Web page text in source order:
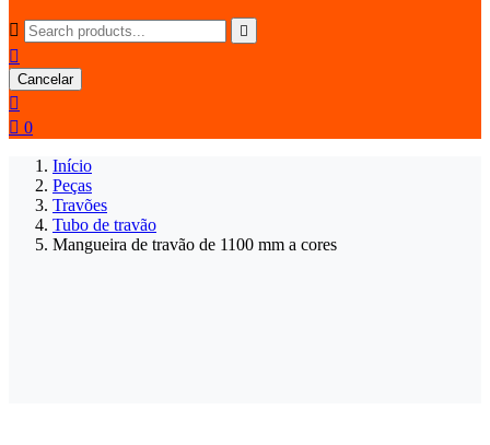
 

Cancelar

 0
Início
Peças
Travões
Tubo de travão
Mangueira de travão de 1100 mm a cores